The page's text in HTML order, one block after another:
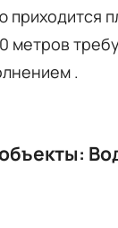
приходится
метров
.